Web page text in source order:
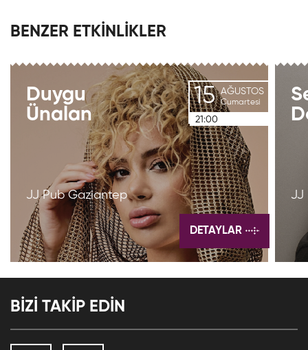
BENZER ETKİNLİKLER
Duygu
Ünalan
JJ Pub Gaziantep
15 AĞUSTOS
Cumartesi
21:00
DETAYLAR
JJ
BİZİ TAKİP EDİN